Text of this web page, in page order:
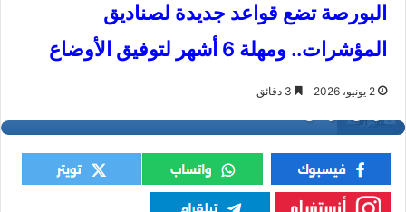
البورصة تضع قواعد جديدة لصناديق
المؤشرات.. ومهلة 6 أشهر لتوفيق الأوضاع
2 يونيو، 2026
البورصة